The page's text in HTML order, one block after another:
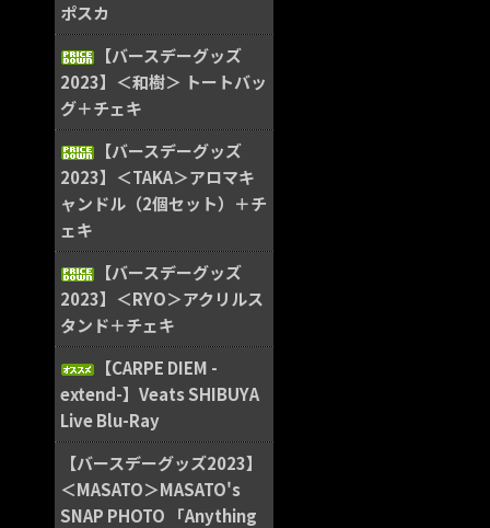
ポスカ
【バースデーグッズ
2023】＜和樹＞ トートバッ
グ＋チェキ
【バースデーグッズ
2023】＜TAKA＞アロマキ
ャンドル（2個セット）＋チ
ェキ
【バースデーグッズ
2023】＜RYO＞アクリルス
タンド＋チェキ
【CARPE DIEM -
extend-】Veats SHIBUYA
Live Blu-Ray
【バースデーグッズ2023】
＜MASATO＞MASATO's
SNAP PHOTO 「Anything